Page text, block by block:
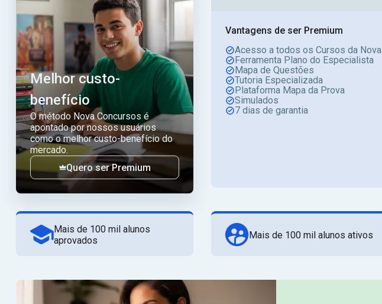
Melhor custo-
benefício
O método Nova Concursos é
apontado por nossos usuários
como o melhor custo-benefício do
mercado.
Quero ser Premium
Vantagens de ser Premium
Acesso a todos os Cursos da Nova
Ferramenta Plano do Especialista
Mapa de Questões
Tutoria Especializada
Plataforma Mapa da Prova
Simulados
7 dias de garantia
Mais de 100 mil alunos
aprovados
Mais de 100 mil alunos ativos